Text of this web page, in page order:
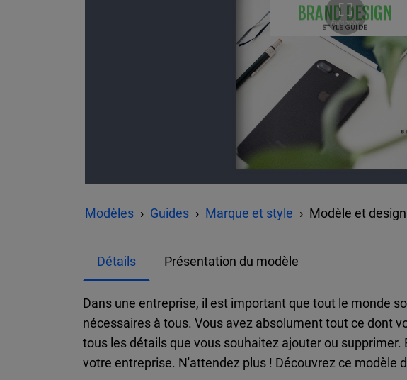
Modèles Guides Marque et style Modèle et
Détails Présentation du modèle
Dans une entreprise, il est important que tout le monde
nécessaires à tous. Vous avez absolument tout ce dont
tous les détails que vous souhaitez ajouter ou
votre entreprise. N'attendez plus ! Découvrez ce modèle